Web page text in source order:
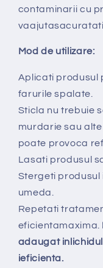
contaminarii cu
Mod de utilizare:
Aplicati produsul
farurile spalate.
Sticla nu trebuie
murdarie sau
poate provoca
Lasati produsul
Stergeti
umeda.
Repetati
eficientamaxima.
adaugat
ieficienta.